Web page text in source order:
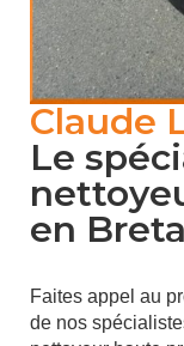
Claude
Le
en
Faites appel au
de nos